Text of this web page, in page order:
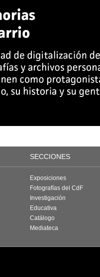
SECCIONES
Exposiciones
Fotografías del CdF
Investigación
Educativa
Catálogo
Mediateca